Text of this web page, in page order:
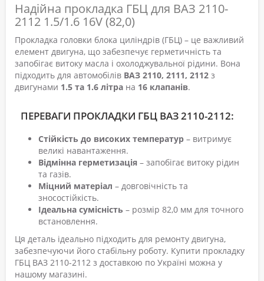
Надійна прокладка ГБЦ для ВАЗ 2110-
2112 1.5/1.6 16V (82,0)
Прокладка головки блока циліндрів (ГБЦ) – це важливий
елемент двигуна, що забезпечує герметичність та
запобігає витоку масла і охолоджувальної рідини. Вона
підходить для автомобілів ВАЗ 2110, 2111, 2112 з
двигунами 1.5 та 1.6 літра на 16 клапанів.
ПЕРЕВАГИ ПРОКЛАДКИ ГБЦ ВАЗ 2110-2112:
Стійкість до високих температур – витримує
великі навантаження.
Відмінна герметизація – запобігає витоку рідин
та газів.
Міцний матеріал – довговічність та
зносостійкість.
Ідеальна сумісність – розмір 82,0 мм для точного
встановлення.
Ця деталь ідеально підходить для ремонту двигуна,
забезпечуючи його стабільну роботу. Купити прокладку
ГБЦ ВАЗ 2110-2112 з доставкою по Україні можна у
нашому магазині.